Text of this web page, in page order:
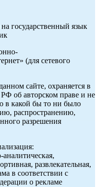
государственный язык
(для сетевого
сайте, охраняется в
РФ об авторском праве и не
в какой бы то ни было
распространению,
разрешения
развлекательная,
в соответствии с
о рекламе